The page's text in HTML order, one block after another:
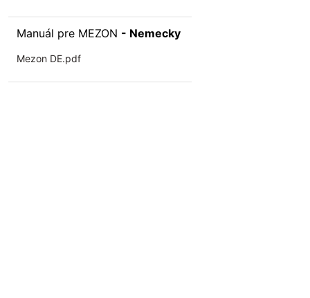
Manuál pre MEZON - Nemecky
Mezon DE.pdf